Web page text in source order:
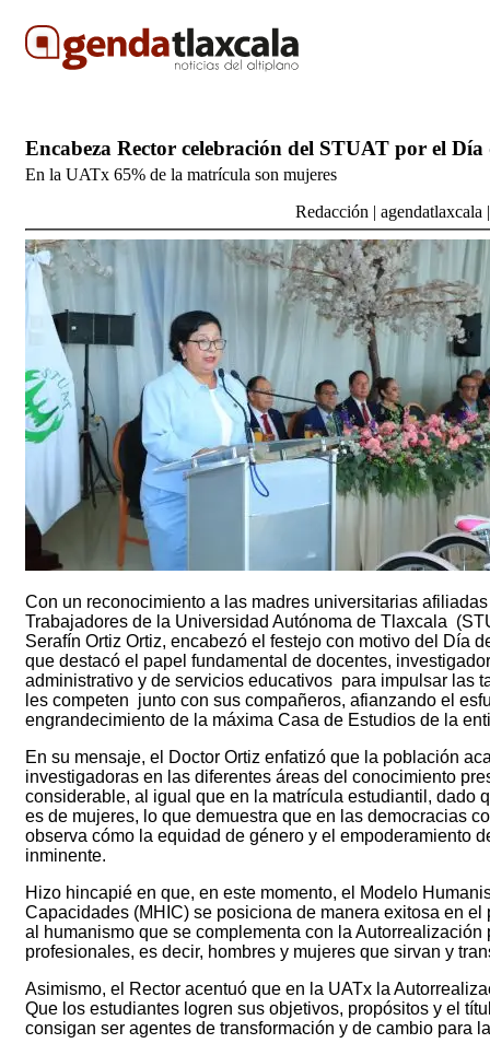
Encabeza Rector celebración del STUAT por el Día
En la UATx 65% de la matrícula son mujeres
Redacción | agendatlaxcala
Con un reconocimiento a las madres universitarias
Trabajadores de la Universidad Autónoma de Tlaxcala
Serafín Ortiz Ortiz, encabezó el festejo con motivo del Día
que destacó el papel fundamental de docentes,
administrativo y de servicios educativos para impulsar las
les competen junto con sus compañeros, afianzando el
engrandecimiento de la máxima Casa de Estudios de la
En su mensaje, el Doctor Ortiz enfatizó que la población
investigadoras en las diferentes áreas del conocimiento
considerable, al igual que en la matrícula estudiantil, dado
es de mujeres, lo que demuestra que en las democracias
observa cómo la equidad de género y el empoderamiento
inminente.
Hizo hincapié en que, en este momento, el Modelo
Capacidades (MHIC) se posiciona de manera exitosa en el
al humanismo que se complementa con la Autorrealización
profesionales, es decir, hombres y mujeres que sirvan y
Asimismo, el Rector acentuó que en la UATx la
Que los estudiantes logren sus objetivos, propósitos y el
consigan ser agentes de transformación y de cambio para